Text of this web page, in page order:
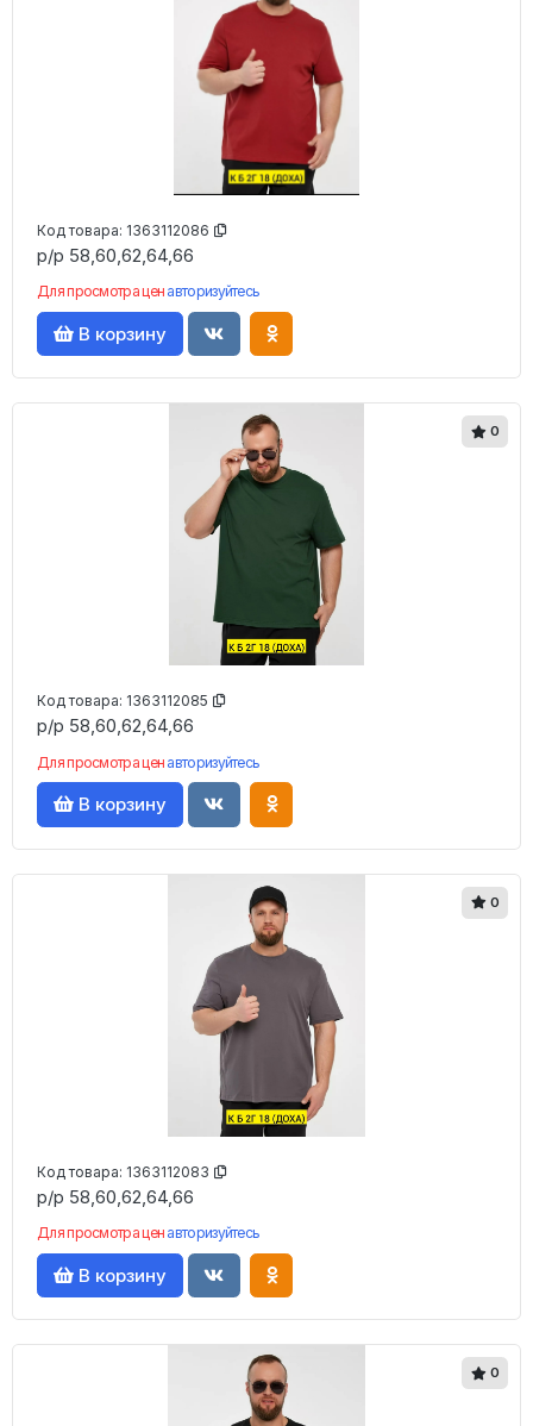
Код товара: 1363112086
р/р 58,60,62,64,66
Для просмотра цен авторизуйтесь
В корзину
0
Код товара: 1363112085
р/р 58,60,62,64,66
Для просмотра цен авторизуйтесь
В корзину
0
Код товара: 1363112083
р/р 58,60,62,64,66
Для просмотра цен авторизуйтесь
В корзину
0